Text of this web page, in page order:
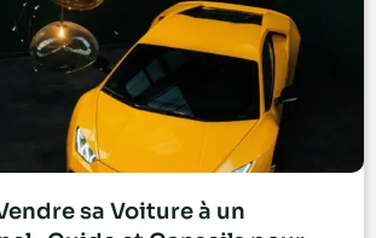
sa Voiture à un